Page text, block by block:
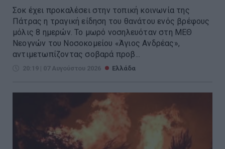
Σοκ έχει προκαλέσει στην τοπική κοινωνία της
Πάτρας η τραγική είδηση του θανάτου ενός βρέφους
μόλις 8 ημερών. Το μωρό νοσηλευόταν στη ΜΕΘ
Νεογνών του Νοσοκομείου «Άγιος Ανδρέας»,
αντιμετωπίζοντας σοβαρά προβ...
20:19 | 07 Αυγούστου 2026 Ελλάδα